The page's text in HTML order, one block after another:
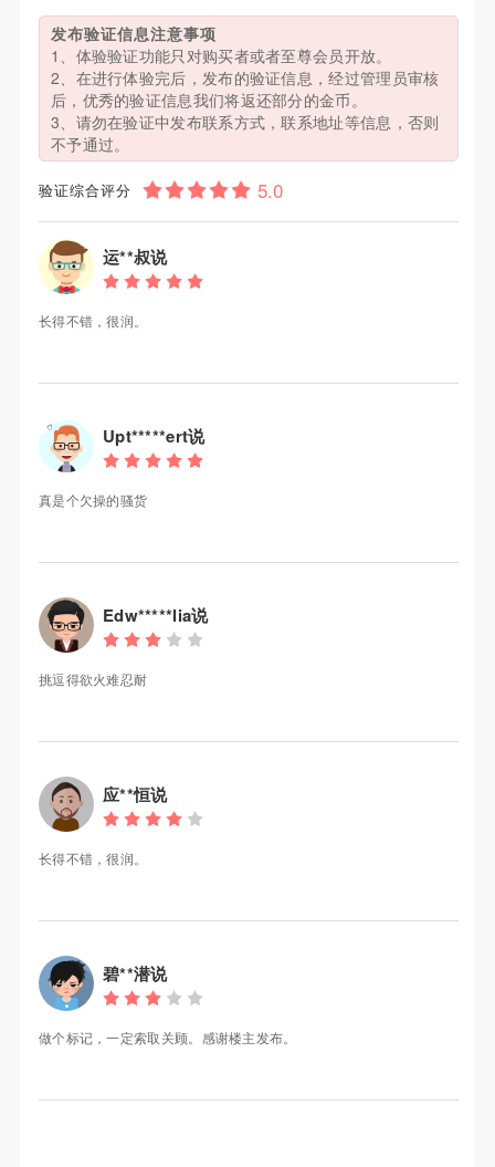
发布验证信息注意事项
1、体验验证功能只对购买者或者至尊会员开放。
2、在进行体验完后，发布的验证信息，经过管理员审核
后，优秀的验证信息我们将返还部分的金币。
3、请勿在验证中发布联系方式，联系地址等信息，否则
不予通过。
验证综合评分
运**叔说
长得不错，很润。
Upt*****ert说
真是个欠操的骚货
Edw*****lia说
挑逗得欲火难忍耐
应**恒说
长得不错，很润。
碧**潜说
做个标记，一定索取关顾。感谢楼主发布。